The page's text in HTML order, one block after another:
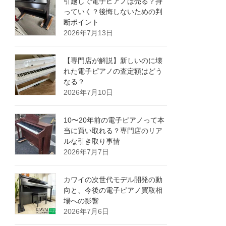
っていく？後悔しないための判
断ポイント
2026年7月13日
【専門店が解説】新しいのに壊
れた電子ピアノの査定額はどう
なる？
2026年7月10日
10〜20年前の電子ピアノって本
当に買い取れる？専門店のリア
ルな引き取り事情
2026年7月7日
カワイの次世代モデル開発の動
向と、今後の電子ピアノ買取相
場への影響
2026年7月6日